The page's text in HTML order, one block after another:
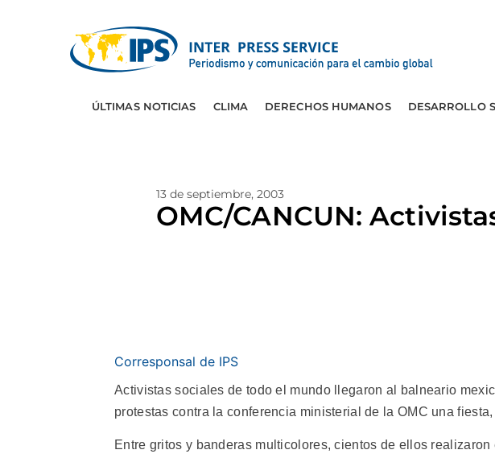
ÚLTIMAS NOTICIAS CLIMA DERECHOS HUMANOS DESARROLLO
13 de septiembre, 2003
OMC/CANCUN:
Corresponsal de IPS
Activistas sociales de todo el mundo llegaron al balneario
protestas contra la conferencia ministerial de la OMC una
Entre gritos y banderas multicolores, cientos de ellos realizaron